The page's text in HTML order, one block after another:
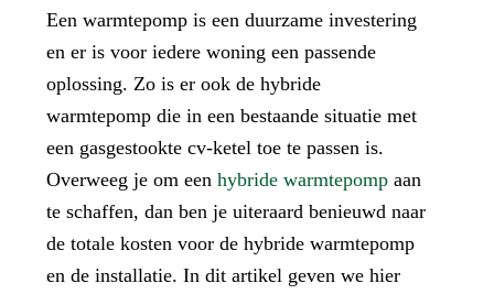
Een warmtepomp is een duurzame investering
en er is voor iedere woning een passende
oplossing. Zo is er ook de hybride
warmtepomp die in een bestaande situatie met
een gasgestookte cv-ketel toe te passen is.
Overweeg je om eenhybride warmtepomp aan
te schaffen, dan ben je uiteraard benieuwd naar
de totale kosten voor de hybride warmtepomp
en de installatie. In dit artikel geven we hier